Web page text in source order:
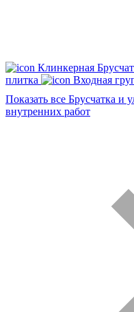
Клинкерная
плитка
Входная
Показать все Брусчатка и
внутренних работ